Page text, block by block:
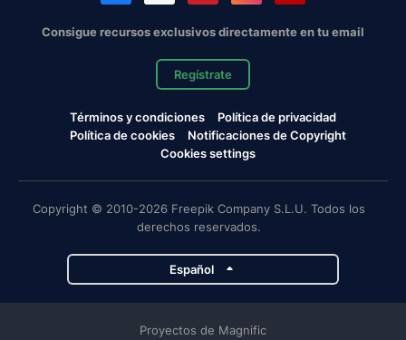
Consigue recursos exclusivos directamente en tu email
Regístrate
Términos y condiciones
Política de privacidad
Política de cookies
Notificaciones de Copyright
Cookies settings
Copyright © 2010-2026 Freepik Company S.L.U. Todos los
derechos reservados.
Español
Proyectos de Magnific